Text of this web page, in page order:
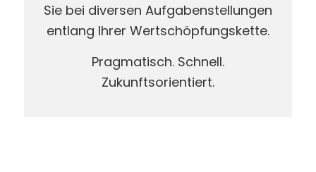
Sie bei diversen Aufgabenstellungen
entlang Ihrer Wertschöpfungskette.
Pragmatisch. Schnell.
Zukunftsorientiert.